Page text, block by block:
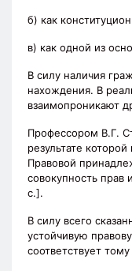
б) как
в) как одной из
В силу наличия
нахождения. В
взаимопроникают
Профессором В.Г.
результате
Правовой
совокупность прав
с.].
В силу всего
устойчивую
соответствует